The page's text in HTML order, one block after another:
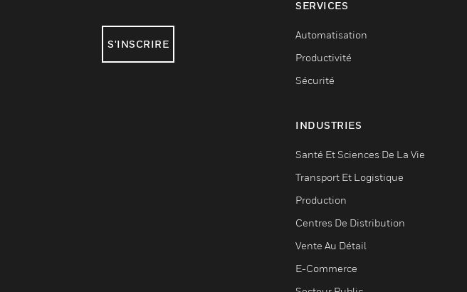
S'INSCRIRE
SERVICES
Automatisation
Productivité
Sécurité
INDUSTRIES
Santé Et Sciences De La Vie
Transport Et Logistique
Production
Centres De Distribution
Vente Au Détail
E-Commerce